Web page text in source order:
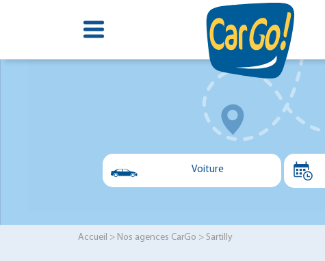
Voiture
Accueil > Nos agences CarGo > Sartilly